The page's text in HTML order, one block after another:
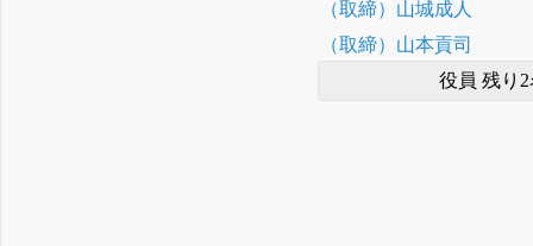
（取締）山城成人
（取締）山本貢司
役員 残り2